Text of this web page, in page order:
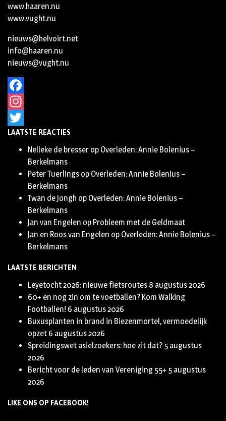
www.haaren.nu
www.vught.nu
nieuws@helvoirt.net
info@haaren.nu
nieuws@vught.nu
Facebook
Instagram
Twitter
LAATSTE REACTIES
Nelleke de bresser op Overleden: Annie Bolenius –
Berkelmans
Peter Tuerlings op Overleden: Annie Bolenius –
Berkelmans
Twan de Jongh op Overleden: Annie Bolenius –
Berkelmans
Jan van Engelen op Probleem met de Geldmaat
Jan en Roos van Engelen op Overleden: Annie Bolenius –
Berkelmans
LAATSTE BERICHTEN
Leyetocht 2026: nieuwe fietsroutes 8 augustus 2026
60+ en nog zin om te voetballen? Kom Walking
Footballen! 6 augustus 2026
Buxusplanten in brand in Biezenmortel, vermoedelijk
opzet 6 augustus 2026
Spreidingswet asielzoekers: hoe zit dat? 5 augustus
2026
Bericht voor de leden van Vereniging 55+ 5 augustus
2026
LIKE ONS OP FACEBOOK!